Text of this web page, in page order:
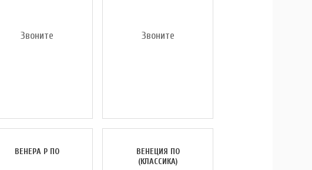
Звоните Звоните
ВЕНЕРА Р ПО
ВЕНЕЦИЯ ПО
(КЛАССИКА)